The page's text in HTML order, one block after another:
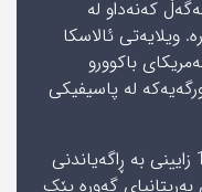
کەنەدا‌و لە
ویلایەتی ئالاسکا
باکوور‌و
لە پاسیفیکی
ویلایەتە یەکگرتووەکان لە ساڵی 1776 زایینی بە ڕاگەیاندنی
13 داگیرکراوی بەریتانیای گەورە پێک